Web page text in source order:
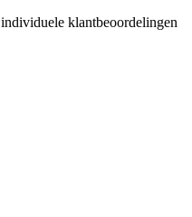
individuele klantbeoordelingen